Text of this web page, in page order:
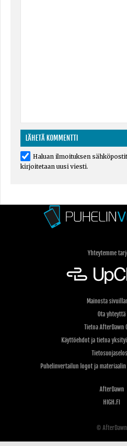
Haluan ilmoituksen
kirjoitetaan uusi viesti.
Yhteytemme
Mainosta
Ota yhteyttä
Tietoa AfterDawn
Käyttöehdot ja tietoa
Puhelinvertailun logot ja
AfterDawn
HIGH.FI
© AfterDawn